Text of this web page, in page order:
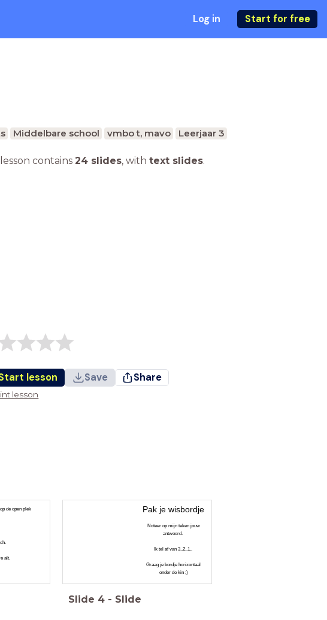
Log in Start for free
Middelbare school vmbo t, mavo Leerjaar 3
contains 24 slides, with text slides.
lesson Save Share
lesson
de open plek
alt.
Pak je wisbordje
Noteer op mijn teken jouw
antwoord.
Ik tel af van 3..2..1..
Graag je bordje horizontaal
onder de kin ;)
Slide 4 - Slide